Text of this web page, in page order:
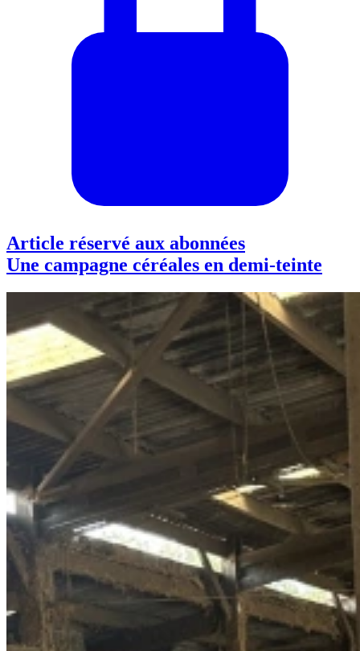
Article réservé aux abonnées
Une campagne céréales en demi-teinte